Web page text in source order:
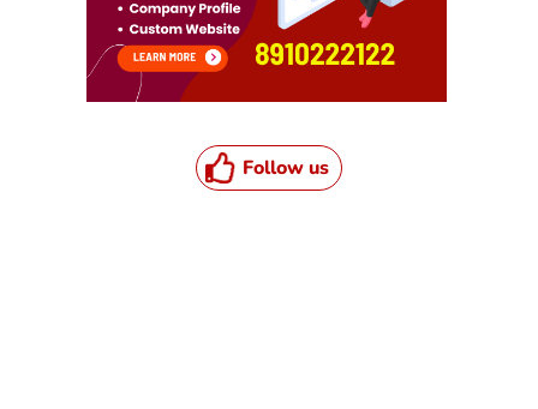
Follow us